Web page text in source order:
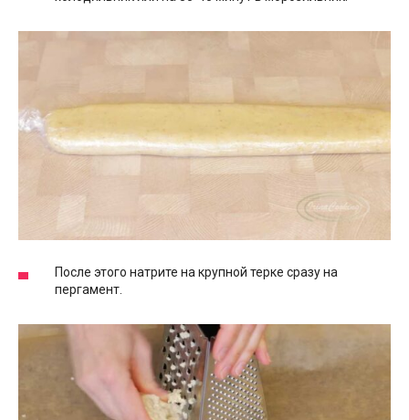
После этого натрите на крупной терке сразу на
пергамент.